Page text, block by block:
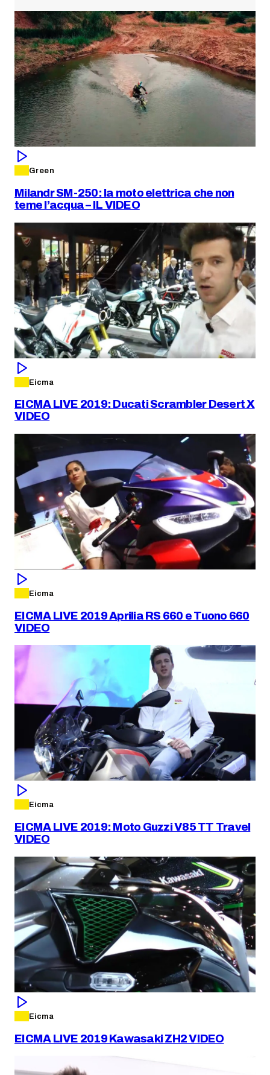
Green
Milandr SM-250: la moto elettrica che non
teme l’acqua – IL VIDEO
Eicma
EICMA LIVE 2019: Ducati Scrambler Desert X
VIDEO
Eicma
EICMA LIVE 2019 Aprilia RS 660 e Tuono 660
VIDEO
Eicma
EICMA LIVE 2019: Moto Guzzi V85 TT Travel
VIDEO
Eicma
EICMA LIVE 2019 Kawasaki ZH2 VIDEO